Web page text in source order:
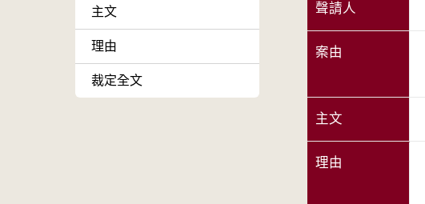
主文
理由
裁定全文
聲請人
案由
主文
理由